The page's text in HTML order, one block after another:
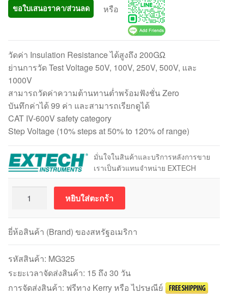
ขอใบเสนอราคา/ส่วนลด หรือ
วัดค่า Insulation Resistance ได้สูงถึง 200GΩ
ย่านการวัด Test Voltage 50V, 100V, 250V, 500V, และ
1000V
สามารถวัดค่าความต้านทานต่ำพร้อมฟังชั่น Zero
บันทึกค่าได้ 99 ค่า และสามารถเรียกดูได้
CAT IV-600V safety category
Step Voltage (10% steps at 50% to 120% of range)
มั่นใจในสินค้าและบริการหลังการขาย
เราเป็นตัวแทนจำหน่าย EXTECH
Extech
MG325
Insulation
Tester+มัลติ
มิเตอร์
ชิ้น
หยิบใส่ตะกร้า
ยี่ห้อสินค้า (Brand) ของสหรัฐอเมริกา
รหัสสินค้า: MG325
ระยะเวลาจัดส่งสินค้า: 15 ถึง 30 วัน
การจัดส่งสินค้า: ฟรีทาง Kerry หรือ ไปรษณีย์